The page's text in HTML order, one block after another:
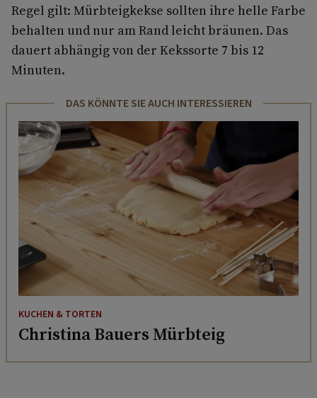
Regel gilt: Mürbteigkekse sollten ihre helle Farbe
behalten und nur am Rand leicht bräunen. Das
dauert abhängig von der Kekssorte 7 bis 12
Minuten.
DAS KÖNNTE SIE AUCH INTERESSIEREN
KUCHEN & TORTEN
Christina Bauers Mürbteig